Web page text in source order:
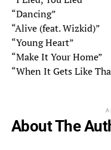
“Dancing”
“Alive (feat. Wizkid)”
“Young Heart”
“Make It Your Home”
“When It Gets Like
About The